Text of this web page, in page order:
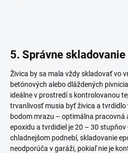
5. Správne
Živica by sa mala vždy skladovať vo
betónových alebo dláždených
ideálne v prostredí s kontrolovanou
trvanlivosť musia byť živica a tvrdidlo
bodom mrazu – optimálna pracovná
epoxidu a tvrdidiel je 20 – 30 stupňov
chladnejšom podnebí, skladovanie
neodporúča v garáži, pokiaľ nie je